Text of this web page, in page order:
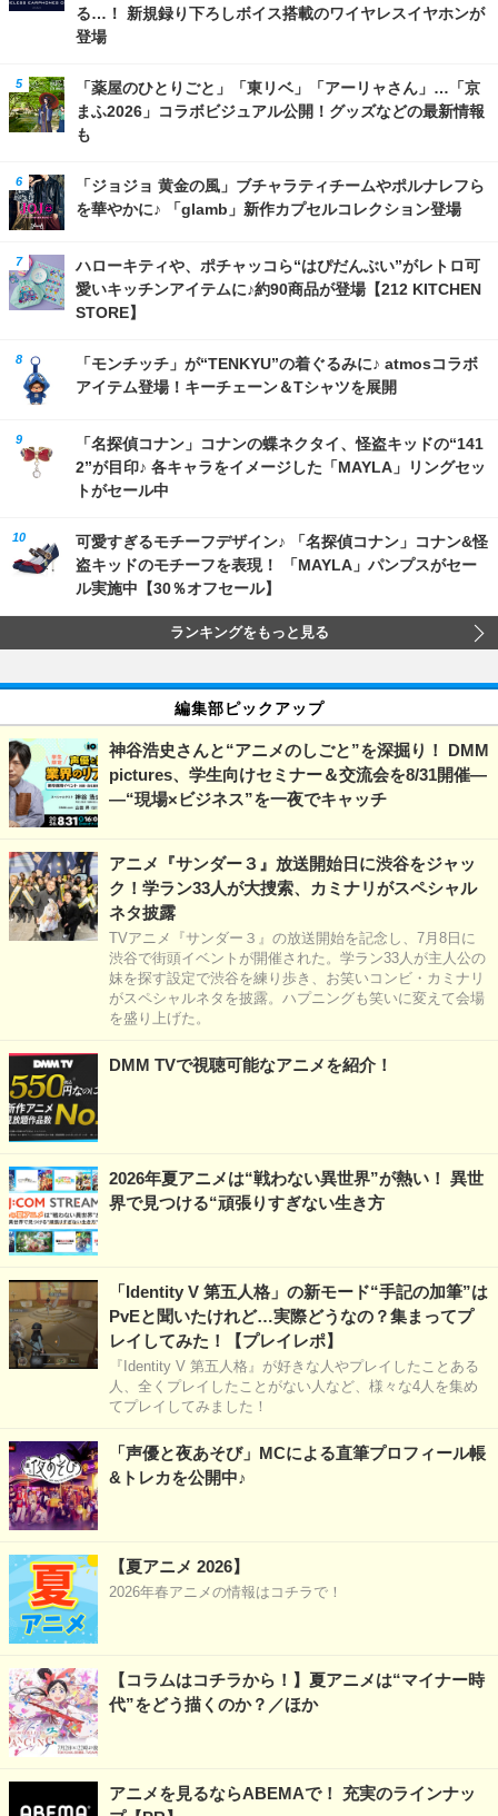
る…！ 新規録り下ろしボイス搭載のワイヤレスイヤホンが
登場
「薬屋のひとりごと」「東リベ」「アーリャさん」…「京
まふ2026」コラボビジュアル公開！グッズなどの最新情報
も
「ジョジョ 黄金の風」ブチャラティチームやポルナレフら
を華やかに♪ 「glamb」新作カプセルコレクション登場
ハローキティや、ポチャッコら“はぴだんぶい”がレトロ可
愛いキッチンアイテムに♪約90商品が登場【212 KITCHEN
STORE】
「モンチッチ」が“TENKYU”の着ぐるみに♪ atmosコラボ
アイテム登場！キーチェーン＆Tシャツを展開
「名探偵コナン」コナンの蝶ネクタイ、怪盗キッドの“141
2”が目印♪ 各キャラをイメージした「MAYLA」リングセッ
トがセール中
可愛すぎるモチーフデザイン♪ 「名探偵コナン」コナン&怪
盗キッドのモチーフを表現！ 「MAYLA」パンプスがセー
ル実施中【30％オフセール】
ランキングをもっと見る
編集部ピックアップ
神谷浩史さんと“アニメのしごと”を深掘り！ DMM
pictures、学生向けセミナー＆交流会を8/31開催―
―“現場×ビジネス”を一夜でキャッチ
アニメ『サンダー３』放送開始日に渋谷をジャッ
ク！学ラン33人が大捜索、カミナリがスペシャル
ネタ披露
TVアニメ『サンダー３』の放送開始を記念し、7月8日に
渋谷で街頭イベントが開催された。学ラン33人が主人公の
妹を探す設定で渋谷を練り歩き、お笑いコンビ・カミナリ
がスペシャルネタを披露。ハプニングも笑いに変えて会場
を盛り上げた。
DMM TVで視聴可能なアニメを紹介！
2026年夏アニメは“戦わない異世界”が熱い！ 異世
界で見つける“頑張りすぎない生き方
「Identity V 第五人格」の新モード“手記の加筆”は
PvEと聞いたけれど…実際どうなの？集まってプ
レイしてみた！【プレイレポ】
『Identity V 第五人格』が好きな人やプレイしたことある
人、全くプレイしたことがない人など、様々な4人を集め
てプレイしてみました！
「声優と夜あそび」MCによる直筆プロフィール帳
&トレカを公開中♪
【夏アニメ 2026】
2026年春アニメの情報はコチラで！
【コラムはコチラから！】夏アニメは“マイナー時
代”をどう描くのか？／ほか
アニメを見るならABEMAで！ 充実のラインナッ